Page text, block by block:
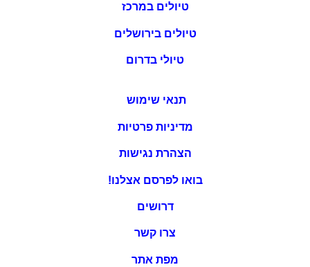
טיולים במרכז
טיולים בירושלים
טיולי בדרום
תנאי שימוש
מדיניות פרטיות
הצהרת נגישות
בואו לפרסם אצלנו!
דרושים
צרו קשר
מפת אתר